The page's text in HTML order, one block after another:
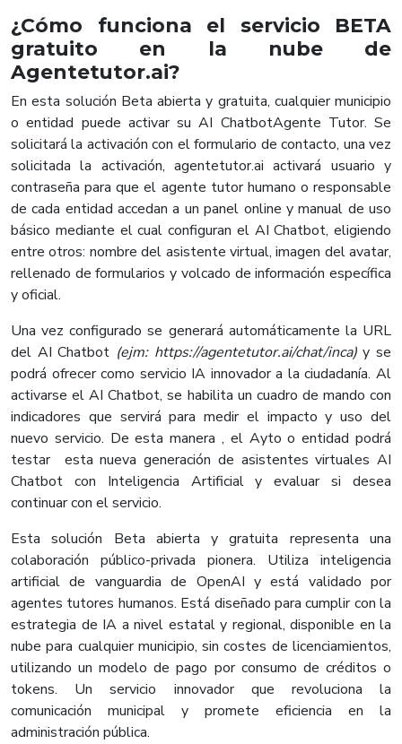
¿Cómo funciona el servicio BETA
gratuito en la nube de
Agentetutor.ai?
En esta solución Beta abierta y gratuita, cualquier municipio
o entidad puede activar su AI ChatbotAgente Tutor. Se
solicitará la activación con el formulario de contacto, una vez
solicitada la activación, agentetutor.ai activará usuario y
contraseña para que el agente tutor humano o responsable
de cada entidad accedan a un panel online y manual de uso
básico mediante el cual configuran el AI Chatbot, eligiendo
entre otros: nombre del asistente virtual, imagen del avatar,
rellenado de formularios y volcado de información específica
y oficial.
Una vez configurado se generará automáticamente la URL
del AI Chatbot (ejm: https://agentetutor.ai/chat/inca)y se
podrá ofrecer como servicio IA innovador a la ciudadanía. Al
activarse el AI Chatbot, se habilita un cuadro de mando con
indicadores que servirá para medir el impacto y uso del
nuevo servicio. De esta manera , el Ayto o entidad podrá
testar
esta nueva generación de asistentes virtuales AI
Chatbot con Inteligencia Artificial y evaluar si desea
continuar con el servicio.
Esta solución Beta abierta y gratuita representa una
colaboración público-privada pionera. Utiliza inteligencia
artificial de vanguardia de OpenAI y está validado por
agentes tutores humanos. Está diseñado para cumplir con la
estrategia de IA a nivel estatal y regional, disponible en la
nube para cualquier municipio, sin costes de licenciamientos,
utilizando un modelo de pago por consumo de créditos o
tokens. Un servicio innovador que revoluciona la
comunicación municipal y promete eficiencia en la
administración pública.